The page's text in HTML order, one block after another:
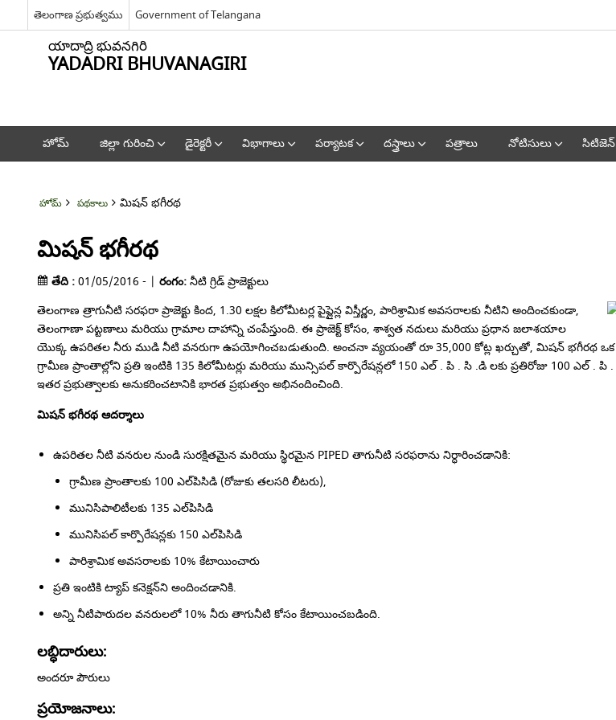
తెలంగాణ ప్రభుత్వము Government of Telangana
యాదాద్రి భువనగిరి
YADADRI BHUVANAGIRI
హోమ్ జిల్లా గురించి డైరెక్టరీ విభాగాలు పర్యాటక దస్త్రాలు పత్రాలు నోటిసులు సిటిజెన్
హోమ్ పథకాలు మిషన్ భగీరథ
మిషన్ భగీరథ
తేది :01/05/2016 - |రంగం:నీటి గ్రిడ్ ప్రాజెక్టులు
తెలంగాణ త్రాగునీటి సరఫరా ప్రాజెక్టు కింద, 1.30 లక్షల కిలోమీటర్ల పైప్లైన్ల విస్తీర్ణం, పారిశ్రామిక అవసరాలకు నీటిని అందించకుండా,
తెలంగాణా పట్టణాలు మరియు గ్రామాల దాహాన్ని చంపేస్తుంది. ఈ ప్రాజెక్ట్ కోసం, శాశ్వత నదులు మరియు ప్రధాన జలాశయాల
యొక్క ఉపరితల నీరు ముడి నీటి వనరుగా ఉపయోగించబడుతుంది. అంచనా వ్యయంతో రూ 35,000 కోట్ల ఖర్చుతో, మిషన్ భగీరథ ఒక
గ్రామీణ ప్రాంతాల్లోని ప్రతి ఇంటికి 135 కిలోమీటర్లు మరియు మున్సిపల్ కార్పొరేషన్లలో 150 ఎల్ . పి . సి .డి లకు ప్రతిరోజు 100
ఇతర ప్రభుత్వాలకు అనుకరించటానికి భారత ప్రభుత్వం అభినందించింది.
మిషన్ భగీరథ ఆదర్శాలు
ఉపరితల నీటి వనరుల నుండి సురక్షితమైన మరియు స్థిరమైన PIPED తాగునీటి సరఫరాను నిర్ధారించడానికి:
గ్రామీణ ప్రాంతాలకు 100 ఎల్‌పిసిడి (రోజుకు తలసరి లీటరు),
మునిసిపాలిటీలకు 135 ఎల్‌పిసిడి
మునిసిపల్ కార్పొరేషన్లకు 150 ఎల్‌పిసిడి
పారిశ్రామిక అవసరాలకు 10% కేటాయించారు
ప్రతి ఇంటికి ట్యాప్ కనెక్షన్‌ని అందించడానికి.
అన్ని నీటిపారుదల వనరులలో 10% నీరు తాగునీటి కోసం కేటాయించబడింది.
లబ్ధిదారులు:
అందరూ పౌరులు
ప్రయోజనాలు: